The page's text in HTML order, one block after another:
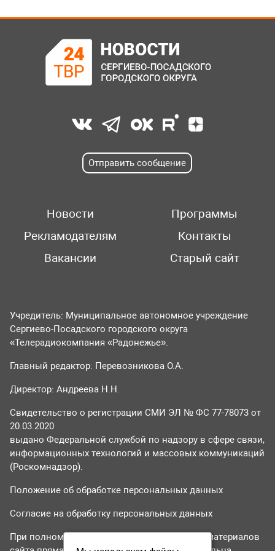
Отправить сообщение
Новости
Программы
Рекламодателям
Контакты
Вакансии
Старый сайт
Учредитель: Муниципальное автономное учреждение
Сергиево-Посадского городского округа
«Телерадиокомпания «Радонежье».
Главный редактор: Перевозникова О.А.
Директор: Андреева Н.Н.
Свидетельство о регистрации СМИ ЭЛ № ФС 77-78073 от
20.03.2020
выдано Федеральной службой по надзору в сфере связи,
информационных технологий и массовых коммуникаций
(Роскомнадзор).
Положение об обработке персональных данных
Согласие на обработку персональных данных
При полном или частичном использовании материалов